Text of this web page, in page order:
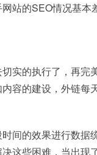
站的SEO情况基
实的执行了，再
容的建设，外链
间的效果进行数
这些困难，当出现